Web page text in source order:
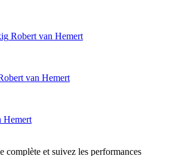
Robert van Hemert
van Hemert
Hemert
complète et suivez les performances